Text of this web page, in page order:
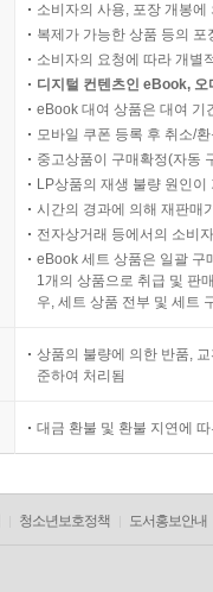
소비자의 사용, 포장 개봉
복제가 가능한 상품 등의
소비자의 요청에 따라 개별
디지털 컨텐츠인 eBook,
eBook 대여 상품은 대여 기
모바일 쿠폰 등록 후 취소/
중고상품이 구매확정(자동
LP상품의 재생 불량 원인
시간의 경과에 의해 재판매
전자상거래 등에서의 소비
eBook 세트 상품은 일괄 구
1개의 상품으로 취급 및 판
우, 세트 상품 전부 및 세트
상품의 불량에 의한 반품,
준하여 처리됨
대금 환불 및 환불 지연에
청소년보호정책 도서홍보안내